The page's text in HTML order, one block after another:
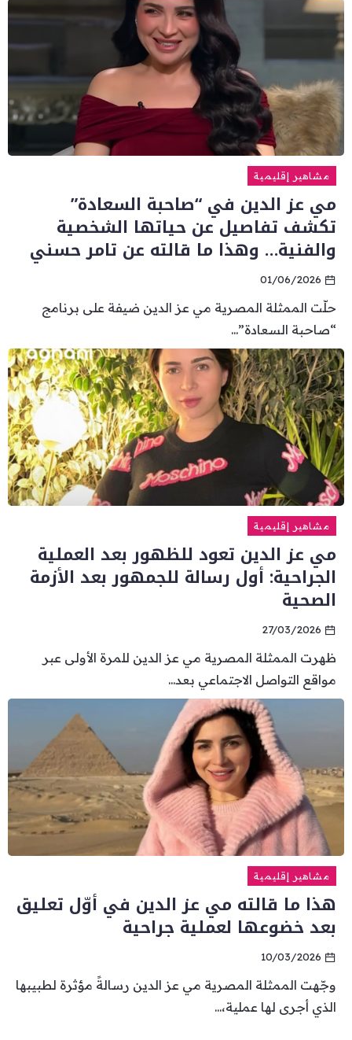
مشاهير إقليمية
مي عز الدين في “صاحبة السعادة”
تكشف تفاصيل عن حياتها الشخصية
والفنية… وهذا ما قالته عن تامر حسني
01/06/2026
حلّت الممثلة المصرية مي عز الدين ضيفة على برنامج
“صاحبة السعادة”...
مشاهير إقليمية
مي عز الدين تعود للظهور بعد العملية
الجراحية: أول رسالة للجمهور بعد الأزمة
الصحية
27/03/2026
ظهرت الممثلة المصرية مي عز الدين للمرة الأولى عبر
مواقع التواصل الاجتماعي بعد...
مشاهير إقليمية
هذا ما قالته مي عز الدين في أوّل تعليق
بعد خضوعها لعملية جراحية
10/03/2026
وجّهت الممثلة المصرية مي عز الدين رسالةً مؤثرة لطبيبها
الذي أجرى لها عملية،...